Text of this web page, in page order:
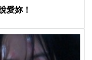
愛妳！